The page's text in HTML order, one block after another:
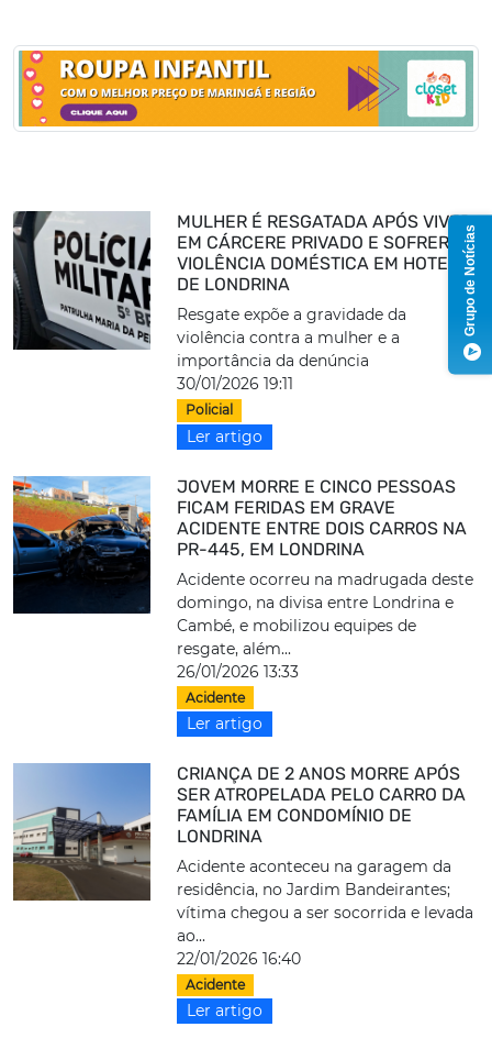
MULHER É RESGATADA APÓS VIVER
EM CÁRCERE PRIVADO E SOFRER
VIOLÊNCIA DOMÉSTICA EM HOTEL
DE LONDRINA
Resgate expõe a gravidade da
violência contra a mulher e a
importância da denúncia
30/01/2026 19:11
Policial
Ler artigo
JOVEM MORRE E CINCO PESSOAS
FICAM FERIDAS EM GRAVE
ACIDENTE ENTRE DOIS CARROS NA
PR-445, EM LONDRINA
Acidente ocorreu na madrugada deste
domingo, na divisa entre Londrina e
Cambé, e mobilizou equipes de
resgate, além...
26/01/2026 13:33
Acidente
Ler artigo
CRIANÇA DE 2 ANOS MORRE APÓS
SER ATROPELADA PELO CARRO DA
FAMÍLIA EM CONDOMÍNIO DE
LONDRINA
Acidente aconteceu na garagem da
residência, no Jardim Bandeirantes;
vítima chegou a ser socorrida e levada
ao...
22/01/2026 16:40
Acidente
Ler artigo
Grupo de Notícias